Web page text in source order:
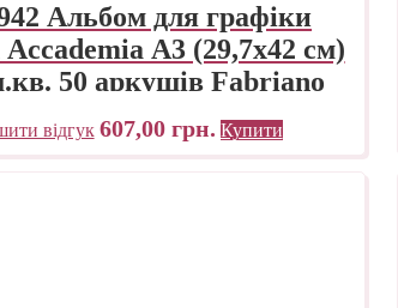
Альбом для графіки
А3 (29,7х42 см)
50 аркушів Fabriano
Італія
відгук 607,00 грн. Купити